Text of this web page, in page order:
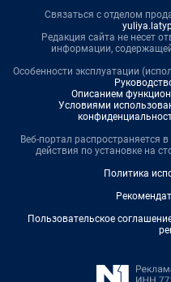
Связаться с отделом
Редакция сайта не несет
информации,
Особенности эксплуатации
Описанием
Условиями
Веб-портал распространяется
действия по установке на
Политика
Пользовательское